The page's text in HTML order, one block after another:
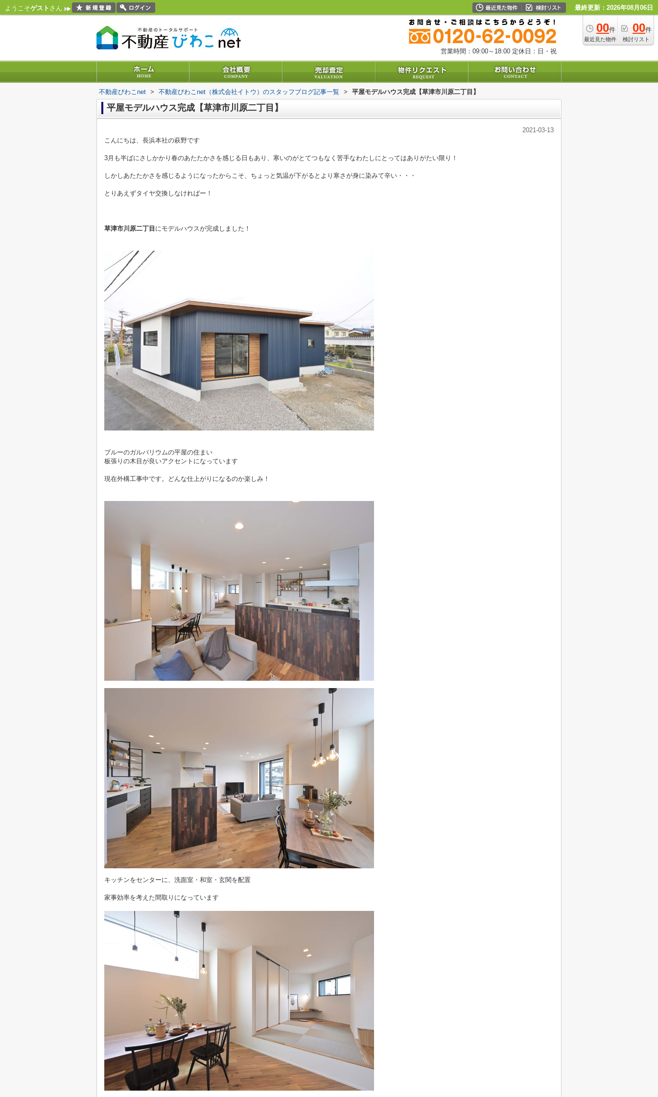
ようこそゲスト さん 最終更新：2026年08月06日
00件
最近見た物件
00件
検討リスト
営業時間：09:00～18:00 定休日：日・祝
不動産びわこnet > 不動産びわこnet（株式会社イトウ）のスタッフブログ記事一覧 > 平屋モデルハウス完成【草津市川原二丁目】
平屋モデルハウス完成【草津市川原二丁目】
2021-03-13
こんにちは、長浜本社の萩野です
3月も半ばにさしかかり春のあたたかさを感じる日もあり、寒いのがとてつもなく苦手なわたしにとってはありがたい限り！
しかしあたたかさを感じるようになったからこそ、ちょっと気温が下がるとより寒さが身に染みて辛い・・・
とりあえずタイヤ交換しなければー！
草津市川原二丁目 にモデルハウスが完成しました！
ブルーのガルバリウムの平屋の住まい
板張りの木目が良いアクセントになっています
現在外構工事中です。どんな仕上がりになるのか楽しみ！
キッチンをセンターに、洗面室・和室・玄関を配置
家事効率を考えた間取りになっています